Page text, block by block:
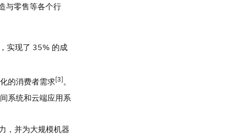
与零售等各个行
实现了 35% 的成
的消费者需求[3]。
系统和云端应用系
，并为大规模机器